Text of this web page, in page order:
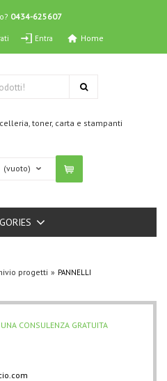
0434-625607
Entra Home
(vuoto)
progetti
PANNELLI
CONSULENZA GRATUITA